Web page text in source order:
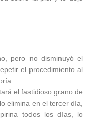
pero no disminuyó el
el procedimiento al
el fastidioso grano de
elimina en el tercer día,
todos los días, lo